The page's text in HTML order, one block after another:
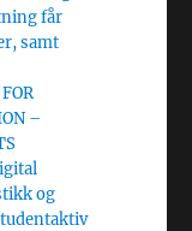
får
samt
–
og